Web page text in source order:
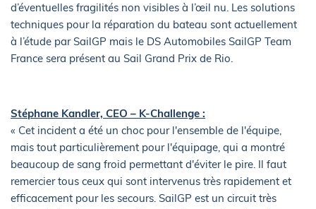
d’éventuelles fragilités non visibles à l’œil nu. Les solutions
techniques pour la réparation du bateau sont actuellement
à l’étude par SailGP mais le DS Automobiles SailGP Team
France sera présent au Sail Grand Prix de Rio.
Stéphane Kandler, CEO – K-Challenge :
« Cet incident a été un choc pour l'ensemble de l'équipe,
mais tout particulièrement pour l'équipage, qui a montré
beaucoup de sang froid permettant d'éviter le pire. Il faut
remercier tous ceux qui sont intervenus très rapidement et
efficacement pour les secours. SailGP est un circuit très